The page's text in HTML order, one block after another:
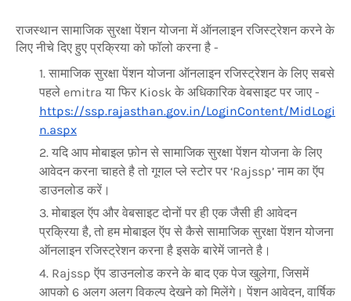
राजस्थान सामाजिक सुरक्षा पेंशन योजना में ऑनलाइन रजिस्ट्रेशन करने के
लिए नीचे दिए हुए प्रक्रिया को फॉलो करना है -
सामाजिक सुरक्षा पेंशन योजना ऑनलाइन रजिस्ट्रेशन के लिए सबसे
पहले emitra या फिर Kiosk के अधिकारिक वेबसाइट पर जाए -
https://ssp.rajasthan.gov.in/LoginContent/MidLogi
n.aspx
यदि आप मोबाइल फ़ोन से सामाजिक सुरक्षा पेंशन योजना के लिए
आवेदन करना चाहते है तो गूगल प्ले स्टोर पर ‘Rajssp’ नाम का ऍप
डाउनलोड करें।
मोबाइल ऍप और वेबसाइट दोनों पर ही एक जैसी ही आवेदन
प्रक्रिया है, तो हम मोबाइल ऍप से कैसे सामाजिक सुरक्षा पेंशन योजना
ऑनलाइन रजिस्ट्रेशन करना है इसके बारेमें जानते है।
Rajssp ऍप डाउनलोड करने के बाद एक पेज खुलेगा, जिसमें
आपको 6 अलग अलग विकल्प देखने को मिलेंगे। पेंशन आवेदन, वार्षिक